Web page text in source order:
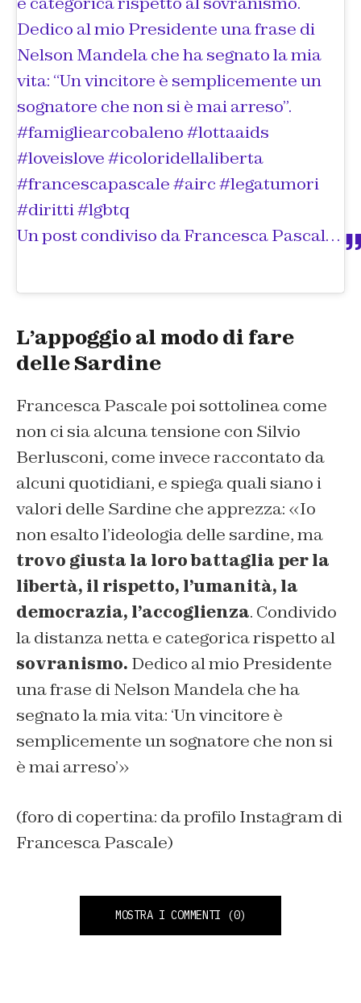
Dedico al mio Presidente una frase di
Nelson Mandela che ha segnato la mia
vita: “Un vincitore è semplicemente un
sognatore che non si è mai arreso”.
#famigliearcobaleno #lottaaids
#loveislove #icoloridellaliberta
#francescapascale #airc #legatumori
#diritti #lgbtq
Un post condiviso daFrancesca Pascale 🎈
L’appoggio al modo di fare
delle Sardine
Francesca Pascale poi sottolinea come
non ci sia alcuna tensione con Silvio
Berlusconi, come invece raccontato da
alcuni quotidiani, e spiega quali siano i
valori delle Sardine che apprezza: «Io
non esalto l’ideologia delle sardine, ma
trovo giusta la loro battaglia per la
libertà, il rispetto, l’umanità, la
democrazia, l’accoglienza. Condivido
la distanza netta e categorica rispetto al
sovranismo. Dedico al mio Presidente
una frase di Nelson Mandela che ha
segnato la mia vita: ‘Un vincitore è
semplicemente un sognatore che non si
è mai arreso’»
(foro di copertina: da profilo Instagram di
Francesca Pascale)
MOSTRA I COMMENTI (0)